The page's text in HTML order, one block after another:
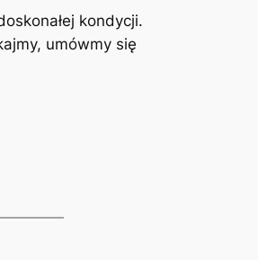
⁣kondycji.
umówmy się